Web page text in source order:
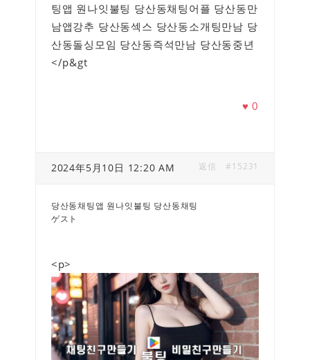
팅앱 원나잇불팅 당산동채팅어플 당산동만
남앱강추 당산동섹스 당산동소개팅만남 당
산동돌싱모임 당산동즉석만남 당산동중년
</p&gt
♥0
2024年5月10日 12:20 AM #15231
返信
당산동채팅앱 원나잇불팅 당산동채팅
ゲスト
<p>